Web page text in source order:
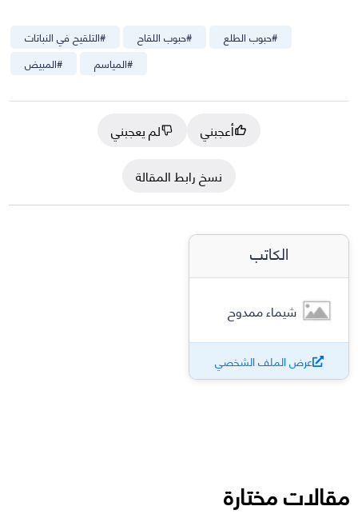
#التلقيح في النباتات #حبوب اللقاح #حبوب الطلع
#المبيض #المياسم
أعجبني
لم يعجبني
نسخ رابط المقالة
الكاتب
شيماء ممدوح
عرض الملف الشخصي
مقالات مختارة